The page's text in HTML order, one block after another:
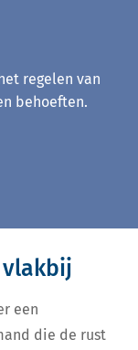
regelen van
behoeften.
een
die de rust